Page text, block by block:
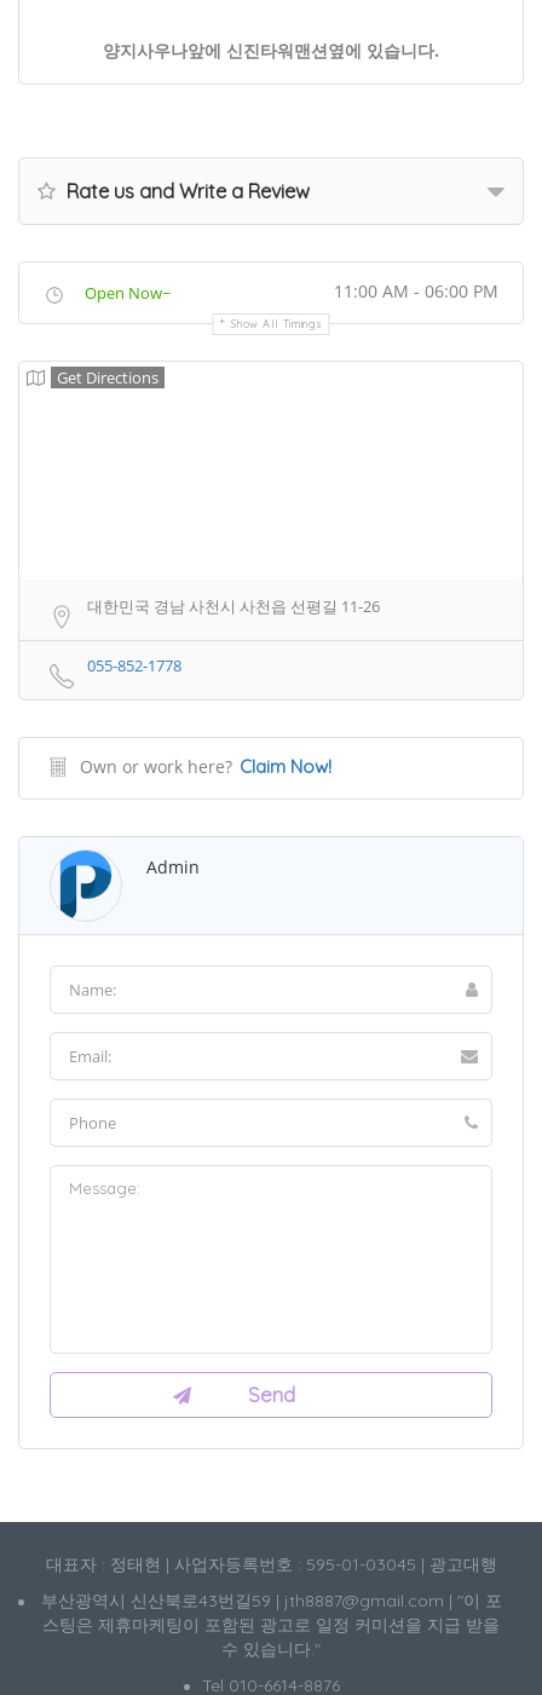
양지사우나앞에 신진타워맨션옆에 있습니다.
Rate us and Write a Review
Open Now~ 11:00 AM - 06:00 PM
Show All Timings
Get Directions
대한민국 경남 사천시 사천읍 선평길 11-26
055-852-1778
Own or work here? Claim Now!
Admin
대표자 : 정태현 | 사업자등록번호 : 595-01-03045 | 광고대행
부산광역시 신산북로43번길59 | jth8887@gmail.com | "이 포
스팅은 제휴마케팅이 포함된 광고로 일정 커미션을 지급 받을
수 있습니다."
Tel 010-6614-8876